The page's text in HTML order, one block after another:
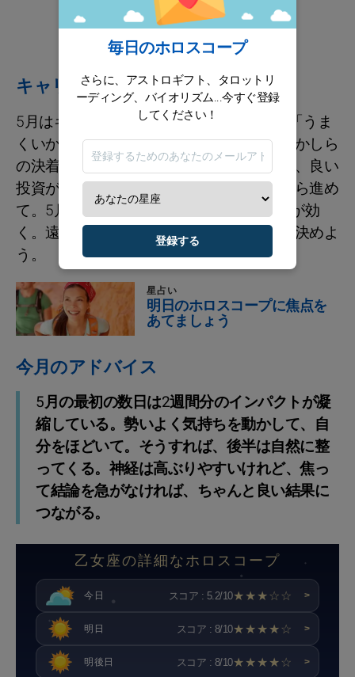
キャリア / 財政
5月はキャリアに大きな変化があり、特に「うま
くいかない」と感じる出来事に関して、何かしら
の決着がつきやすい。銀行員との相談では、良い
投資があるかどうかをきちんと見極めてから進め
て。5月14日までに実行するなら、追い風が効
く。遠回りしないで、決めるべきところは決めよ
う。
星占い
明日のホロスコープに焦点を
あてましょう
今月のアドバイス
5月の最初の数日は2週間分のインパクトが凝
縮している。勢いよく気持ちを動かして、自
分をほどいて。そうすれば、後半は自然に整
ってくる。神経は高ぶりやすいけれど、焦っ
て結論を急がなければ、ちゃんと良い結果に
つながる。
乙女座の詳細なホロスコープ
今日 スコア : 5.2/10★★★☆☆ >
明日 スコア : 8/10★★★★☆ >
明後日 スコア : 8/10★★★★☆ >
毎日のホロスコープ
さらに、アストロギフト、タロットリ
ーディング、バイオリズム...今すぐ登録
してください！
登録する